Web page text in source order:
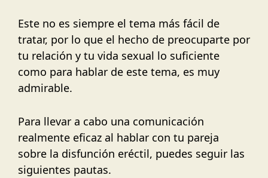
Este no es siempre el tema más fácil de
tratar, por lo que el hecho de preocuparte por
tu relación y tu vida sexual lo suficiente
como para hablar de este tema, es muy
admirable.
Para llevar a cabo una comunicación
realmente eficaz al hablar con tu pareja
sobre la disfunción eréctil, puedes seguir las
siguientes pautas.